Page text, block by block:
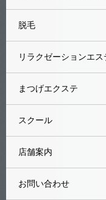
脱毛
リラクゼーションエス
まつげエクステ
スクール
店舗案内
お問い合わせ